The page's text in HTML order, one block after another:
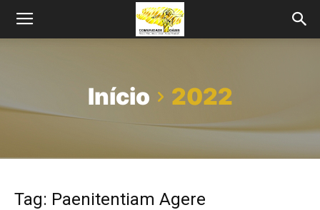
Início 2022
Tag: Paenitentiam Agere